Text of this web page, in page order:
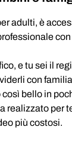
adulti, è
e tu sei il
con
bello in
realizzato per
più costosi.